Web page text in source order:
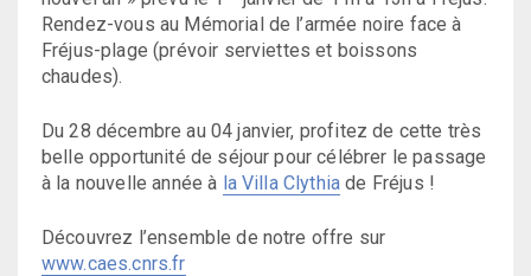
Rendez-vous au Mémorial de l’armée noire face à
Fréjus-plage (prévoir serviettes et boissons
chaudes).
Du 28 décembre au 04 janvier, profitez de cette très
belle opportunité de séjour pour célébrer le passage
à la nouvelle année à la Villa Clythia de Fréjus !
Découvrez l’ensemble de notre offre sur
www.caes.cnrs.fr